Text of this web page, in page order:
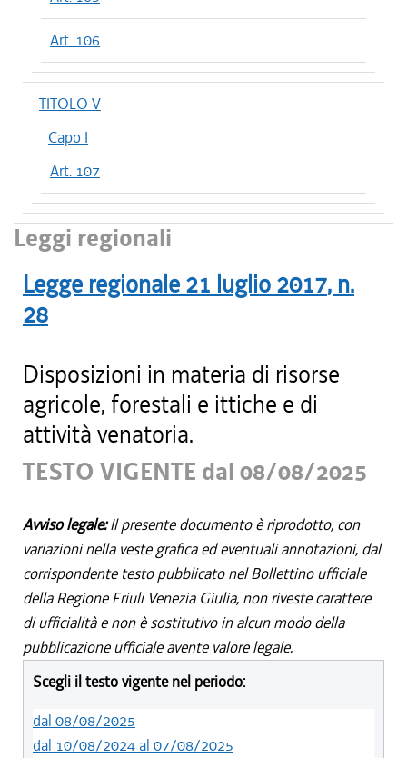
Art. 106
TITOLO V
Capo I
Art. 107
Leggi regionali
Legge regionale 21 luglio 2017, n.
28
Disposizioni in materia di risorse
agricole, forestali e ittiche e di
attività venatoria.
TESTO VIGENTE dal 08/08/2025
Avviso legale:Il presente documento è riprodotto, con
variazioni nella veste grafica ed eventuali annotazioni, dal
corrispondente testo pubblicato nel Bollettino ufficiale
della Regione Friuli Venezia Giulia, non riveste carattere
di ufficialità e non è sostitutivo in alcun modo della
pubblicazione ufficiale avente valore legale.
Scegli il testo vigente nel periodo:
dal 08/08/2025
dal 10/08/2024 al 07/08/2025